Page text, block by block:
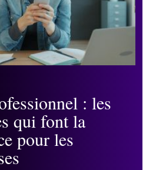
: les
qui font la
pour les